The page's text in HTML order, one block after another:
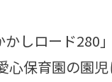
しロード280
心保育園の園